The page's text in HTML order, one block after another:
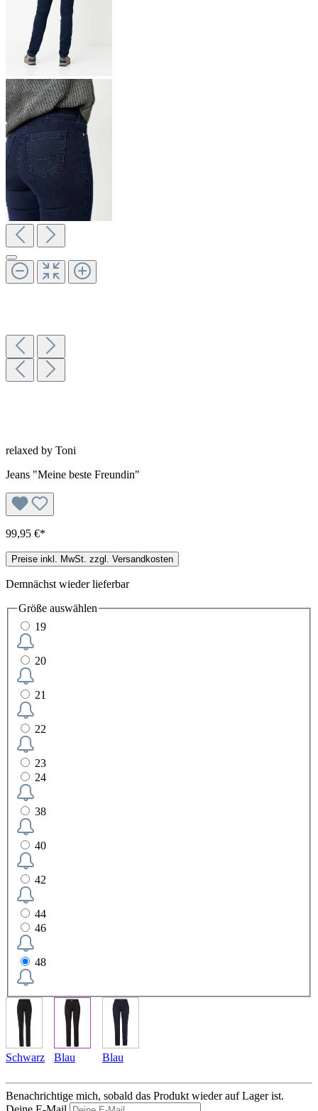
relaxed by Toni
Jeans "Meine beste Freundin"
99,95 €*
Preise inkl. MwSt. zzgl. Versandkosten
Demnächst wieder lieferbar
Größe auswählen
19
20
21
22
23
24
38
40
42
44
46
48
Schwarz Blau Blau
Benachrichtige mich, sobald das Produkt wieder auf Lager ist.